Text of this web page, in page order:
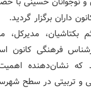
داران برگزار گردید.
بکتاشیان، مدیرکل،
فرهنگی کانون
که نشان‌دهنده
و تربیتی در سطح